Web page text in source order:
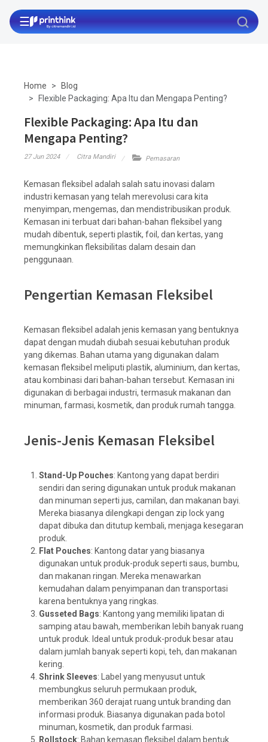
☰
Home
Blog
Flexible Packaging: Apa Itu dan Mengapa Penting?
Flexible Packaging: Apa Itu dan
Mengapa Penting?
27 Jun 2024 Citra Mandiri Pemasaran
Kemasan fleksibel adalah salah satu inovasi dalam
industri kemasan yang telah merevolusi cara kita
menyimpan, mengemas, dan mendistribusikan produk.
Kemasan ini terbuat dari bahan-bahan fleksibel yang
mudah dibentuk, seperti plastik, foil, dan kertas, yang
memungkinkan fleksibilitas dalam desain dan
penggunaan.
Pengertian Kemasan Fleksibel
Kemasan fleksibel adalah jenis kemasan yang bentuknya
dapat dengan mudah diubah sesuai kebutuhan produk
yang dikemas. Bahan utama yang digunakan dalam
kemasan fleksibel meliputi plastik, aluminium, dan kertas,
atau kombinasi dari bahan-bahan tersebut. Kemasan ini
digunakan di berbagai industri, termasuk makanan dan
minuman, farmasi, kosmetik, dan produk rumah tangga.
Jenis-Jenis Kemasan Fleksibel
Stand-Up Pouches: Kantong yang dapat berdiri
sendiri dan sering digunakan untuk produk makanan
dan minuman seperti jus, camilan, dan makanan bayi.
Mereka biasanya dilengkapi dengan zip lock yang
dapat dibuka dan ditutup kembali, menjaga kesegaran
produk.
Flat Pouches: Kantong datar yang biasanya
digunakan untuk produk-produk seperti saus, bumbu,
dan makanan ringan. Mereka menawarkan
kemudahan dalam penyimpanan dan transportasi
karena bentuknya yang ringkas.
Gusseted Bags: Kantong yang memiliki lipatan di
samping atau bawah, memberikan lebih banyak ruang
untuk produk. Ideal untuk produk-produk besar atau
dalam jumlah banyak seperti kopi, teh, dan makanan
kering.
Shrink Sleeves: Label yang menyusut untuk
membungkus seluruh permukaan produk,
memberikan 360 derajat ruang untuk branding dan
informasi produk. Biasanya digunakan pada botol
minuman, kosmetik, dan produk farmasi.
Rollstock: Bahan kemasan fleksibel dalam bentuk